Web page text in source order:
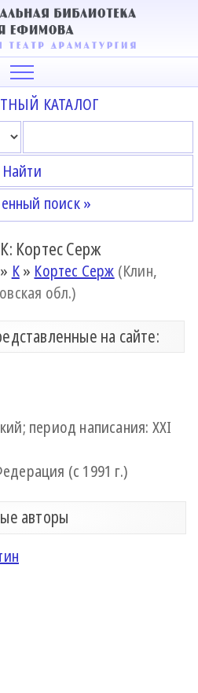
КАТАЛОГ
поиск »
Кортес Серж
» К» Кортес Серж (Клин,
обл.)
на сайте:
период написания: XXI
(с 1991 г.)
авторы